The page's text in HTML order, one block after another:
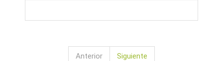
Anterior Siguiente